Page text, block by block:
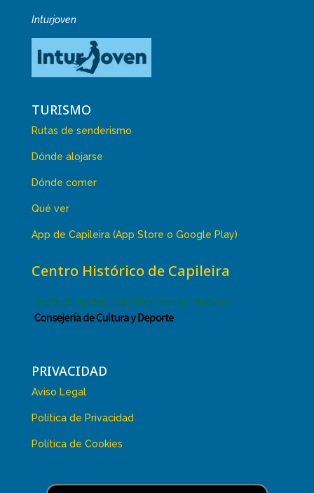
Inturjoven
TURISMO
Rutas de senderismo
Dónde alojarse
Dónde comer
Qué ver
App de Capileira (App Store o Google Play)
Centro Histórico de Capileira
PRIVACIDAD
Aviso Legal
Política de Privacidad
Política de Cookies